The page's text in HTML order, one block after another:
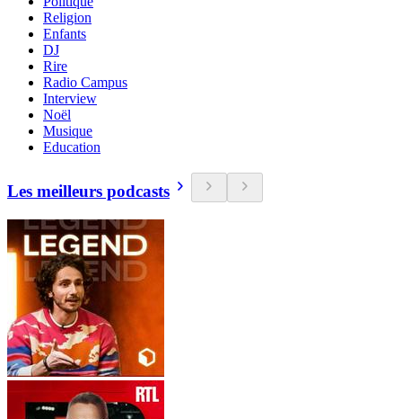
Religion
Enfants
DJ
Rire
Radio Campus
Interview
Noël
Musique
Education
Les meilleurs podcasts